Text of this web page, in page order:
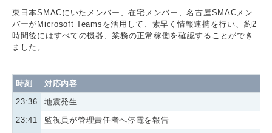
東日本SMACにいたメンバー、在宅メンバー、名古屋SMACメン
バーがMicrosoft Teamsを活用して、素早く情報連携を行い、約2
時間後にはすべての機器、業務の正常稼働を確認することができ
ました。
時刻
対応内容
23:36
地震発生
23:41
監視員が管理責任者へ停電を報告